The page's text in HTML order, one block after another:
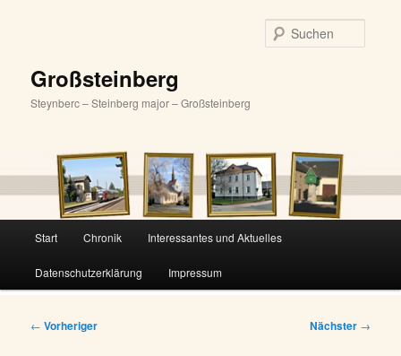
Großsteinberg
Steynberc – Steinberg major – Großsteinberg
Start Chronik Interessantes und Aktuelles
Datenschutzerklärung Impressum
Beitragsnavigation
← Vorheriger Nächster →